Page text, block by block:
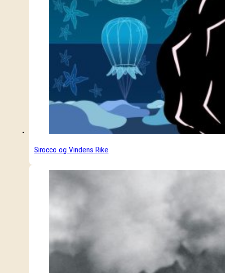
Sirocco og Vindens Rike